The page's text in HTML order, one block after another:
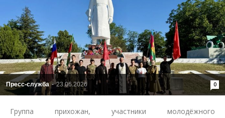
Пресс-служба - 23.06.2026 0
Группа прихожан, участники молодёжного